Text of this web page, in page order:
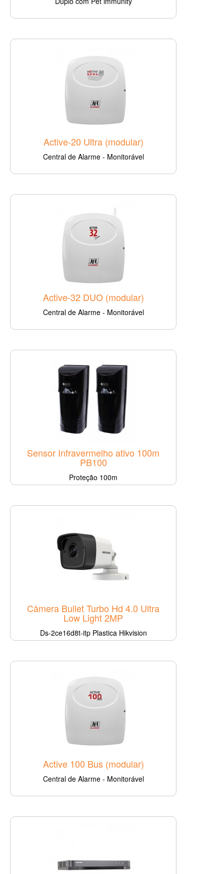
Active-20 Ultra (modular)
Central de Alarme - Monitorável
Active-32 DUO (modular)
Central de Alarme - Monitorável
Sensor Infravermelho ativo 100m
PB100
Proteção 100m
Câmera Bullet Turbo Hd 4.0 Ultra
Low Light 2MP
Ds-2ce16d8t-itp Plastica Hikvision
Active 100 Bus (modular)
Central de Alarme - Monitorável